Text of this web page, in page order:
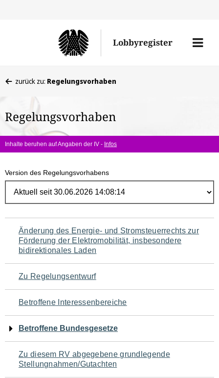
Lobbyregister
Menü
befinden
hier:
zurück zu: Regelungsvorhaben
Regelungsvorhaben
Inhalte beruhen auf Angaben der IV - Infos
Version des Regelungsvorhabens
Navigation
für
den
Seiteninhalt
Änderung des Energie- und Stromsteuerrechts zur
Förderung der Elektromobilität, insbesondere
bidirektionales Laden
Zu Regelungsentwurf
Betroffene Interessenbereiche
Betroffene Bundesgesetze
Zu diesem RV abgegebene grundlegende
Stellungnahmen/Gutachten